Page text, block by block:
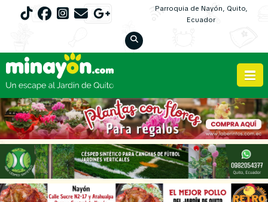
Parroquia de Nayón, Quito,
Ecuador